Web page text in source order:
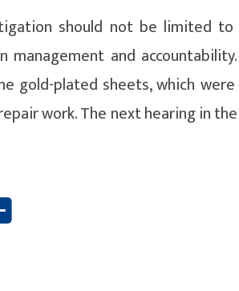
should not be limited
management and
gold-plated sheets, which
work. The next hearing in